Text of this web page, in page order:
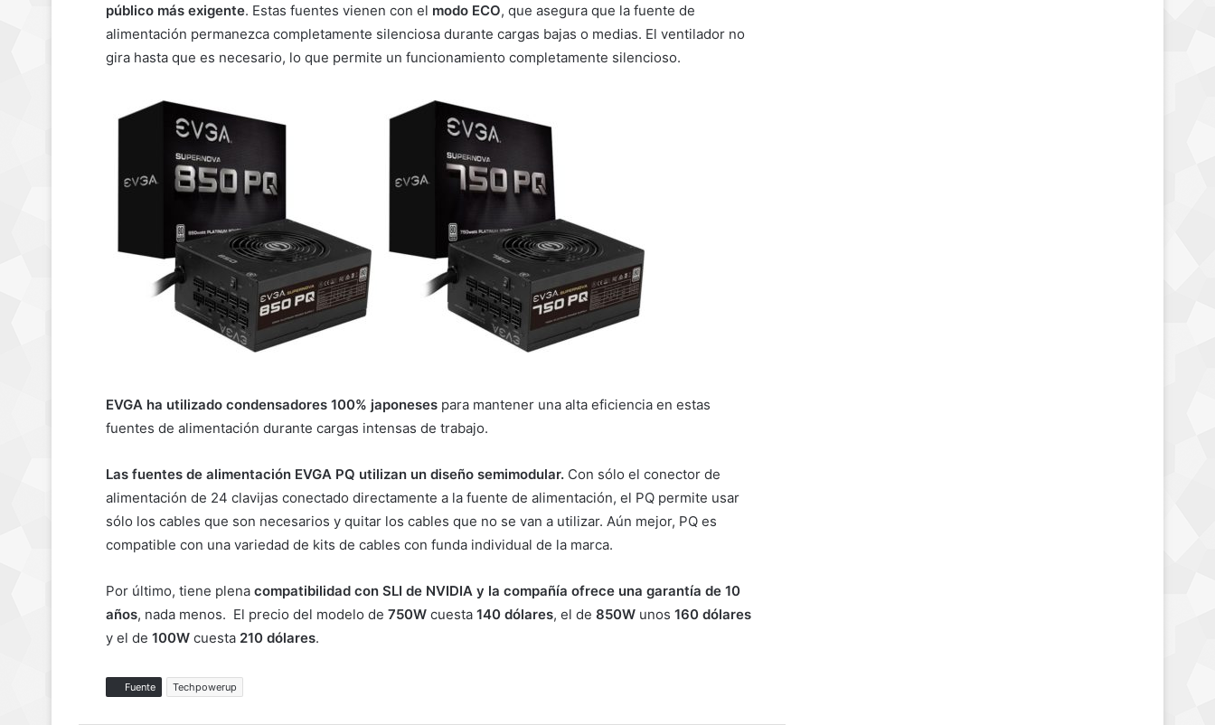
público más exigente. Estas fuentes vienen con el modo ECO, que asegura que la fuente de
alimentación permanezca completamente silenciosa durante cargas bajas o medias. El ventilador no
gira hasta que es necesario, lo que permite un funcionamiento completamente silencioso.
EVGA ha utilizado condensadores 100% japoneses para mantener una alta eficiencia en estas
fuentes de alimentación durante cargas intensas de trabajo.
Las fuentes de alimentación EVGA PQ utilizan un diseño semimodular. Con sólo el conector de
alimentación de 24 clavijas conectado directamente a la fuente de alimentación, el PQ permite usar
sólo los cables que son necesarios y quitar los cables que no se van a utilizar. Aún mejor, PQ es
compatible con una variedad de kits de cables con funda individual de la marca.
Por último, tiene plena compatibilidad con SLI de NVIDIA y la compañía ofrece una garantía de 10
años, nada menos. El precio del modelo de 750W cuesta 140 dólares, el de 850W unos 160 dólares
y el de 100W cuesta 210 dólares.
Fuente Techpowerup